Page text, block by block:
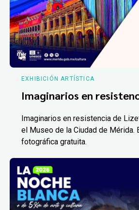
EXHIBICIÓN ARTÍSTICA
Imaginarios en
Imaginarios en resistencia de
el Museo de la Ciudad de Mérida.
fotográfica gratuita.